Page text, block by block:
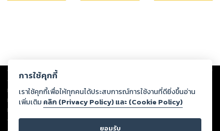
Copyright © 2026
ต่อผลงานหรือเนื้อหาใดที่อัปโหลดผ่านเว็บไซต์และปรากฏว่าละเมิดสิทธิใน
ทรัพย์สินทางปัญญาของบุคคลอื่นหรือขัดต่อกฎหมายและศีลธรรม ดังนั้น ผู้อ่าน
ทุกท่านโปรดใช้วิจารณญาณในการกลั่นกรองด้วยตนเอง และหากท่านพบว่าส่วน
หนึ่งส่วนใดขัดต่อกฎหมายและศีลธรรม กรุณาแจ้งมายังบริษัท เพื่อทีมงานจะได้
ดำเนินการในทันที ทั้งนี้ ทางสตอรี่ล็อกขอสงวนลิขสิทธิ์ตามพระราชบัญญัติ
การใช้คุกกี้
เราใช้คุกกี้เพื่อให้ทุกคนได้ประสบการณ์การใช้งานที่ดียิ่งขึ้นอ่าน
เพิ่มเติม คลิก (Privacy Policy) และ (Cookie Policy)
ยอมรับ